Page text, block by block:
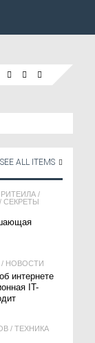
SEE ALL ITEMS
/
/ СЕКРЕТЫ
/ НОВОСТИ
интернете
IT-
/ ТЕХНИКА